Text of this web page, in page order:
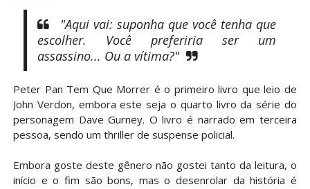
"Aqui vai: suponha que você tenha que
escolher. Você preferiria ser um
assassino... Ou a vítima?"
Peter Pan Tem Que Morrer é o primeiro livro que leio de
John Verdon, embora este seja o quarto livro da série do
personagem Dave Gurney. O livro é narrado em terceira
pessoa, sendo um thriller de suspense policial.
Embora goste deste gênero não gostei tanto da leitura, o
início e o fim são bons, mas o desenrolar da história é